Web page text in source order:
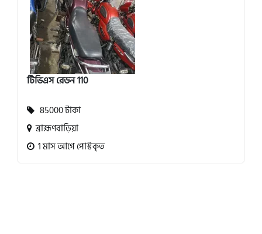
টিভিএস রেডন 110
85000 টাকা
ব্রাহ্মণবাড়িয়া
1 মাস আগে পোস্টকৃত